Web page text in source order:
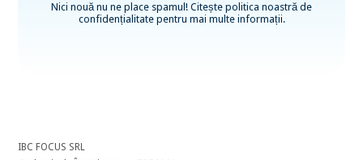
Nici nouă nu ne place spamul! Citește politica noastră de
confidențialitatepentru mai multe informații.
IBC FOCUS SRL